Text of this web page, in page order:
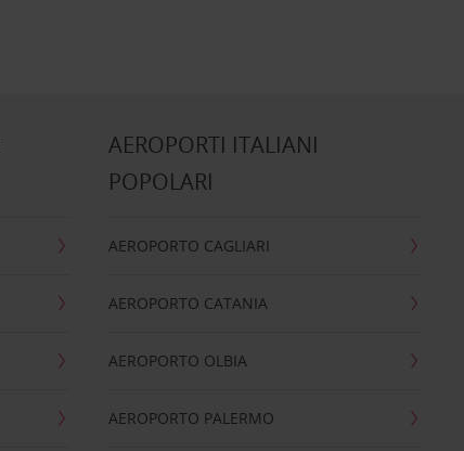
AEROPORTI ITALIANI
POPOLARI
AEROPORTO CAGLIARI
AEROPORTO CATANIA
AEROPORTO OLBIA
AEROPORTO PALERMO